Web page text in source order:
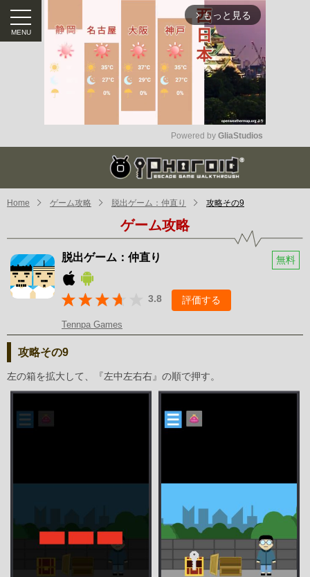
arrow_forward_ios もっと見る
Mute
Powered by GliaStudios
Home ゲーム攻略 脱出ゲーム：仲直り 攻略その9
ゲーム攻略
脱出ゲーム：仲直り 無料
3.8 評価する
Tennpa Games
攻略その9
左の箱を拡大して、『左中左右右』の順で押す。